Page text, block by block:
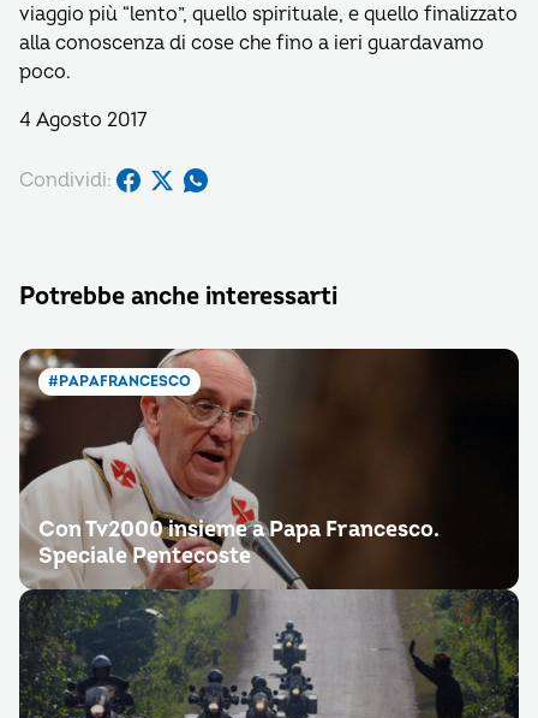
viaggio più “lento”, quello spirituale, e quello finalizzato
alla conoscenza di cose che fino a ieri guardavamo
poco.
4 Agosto 2017
Condividi:
Potrebbe anche interessarti
#PAPAFRANCESCO
Con Tv2000 insieme a Papa Francesco.
Speciale Pentecoste